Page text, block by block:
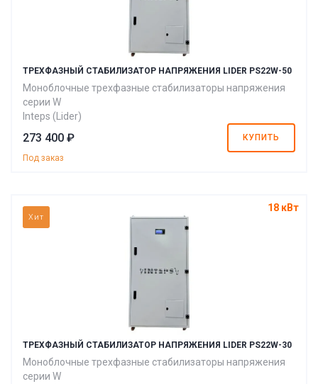
ТРЕХФАЗНЫЙ СТАБИЛИЗАТОР НАПРЯЖЕНИЯ LIDER PS22W-50
Моноблочные трехфазные стабилизаторы напряжения
серии W
Inteps (Lider)
273 400 ₽ КУПИТЬ
Под заказ
18 кВт
Хит
ТРЕХФАЗНЫЙ СТАБИЛИЗАТОР НАПРЯЖЕНИЯ LIDER PS22W-30
Моноблочные трехфазные стабилизаторы напряжения
серии W